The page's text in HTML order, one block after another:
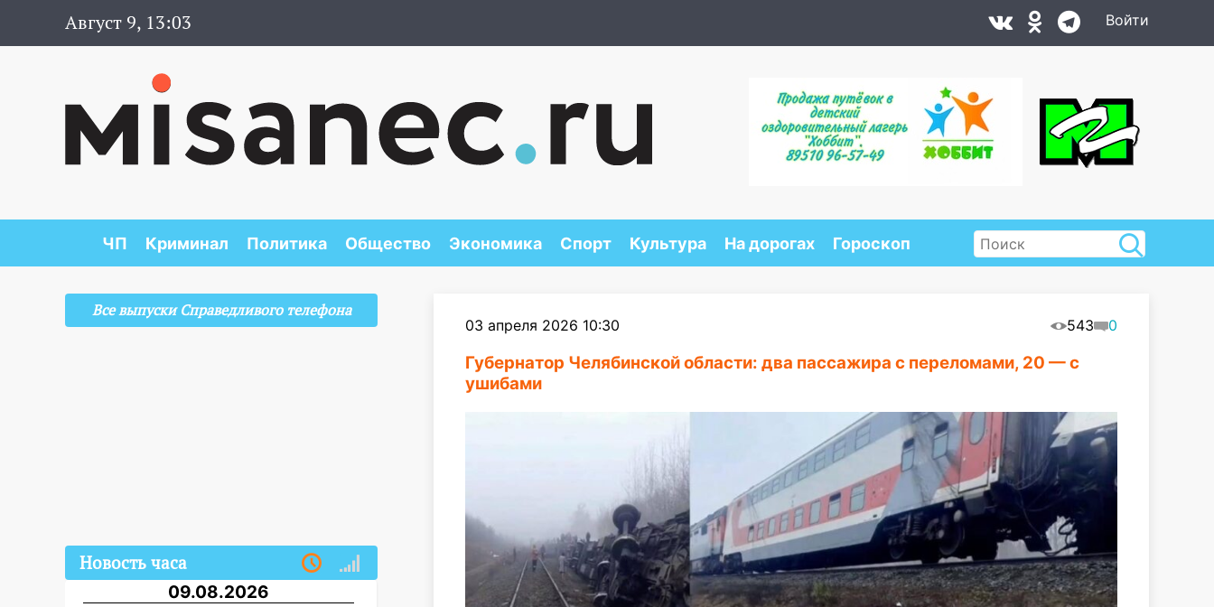
Август 9, 13:03 Войти
ЧП Криминал Политика Общество Экономика Спорт Культура На дорогах Гороскоп
03 апреля 2026 10:30 543 0
Губернатор Челябинской области: два пассажира с переломами, 20 — с
ушибами
Все выпуски Справедливого телефона
Новость часа
09.08.2026